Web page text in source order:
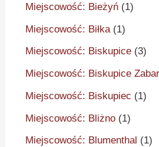
Miejscowość: Bieżyń (1)
Miejscowość: Biłka (1)
Miejscowość: Biskupice (3)
Miejscowość: Biskupice
Miejscowość: Biskupiec (1)
Miejscowość: Bliżno (1)
Miejscowość: Blumenthal (1)